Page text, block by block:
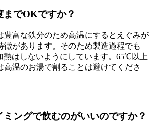
までOKですか？
豊富な鉄分のため高温にするとえぐみが
徴があります。そのため製造過程でも
はしないようにしています。65℃以上
高温のお湯で割ることは避けてくださ
ミングで飲むのがいいのですか？